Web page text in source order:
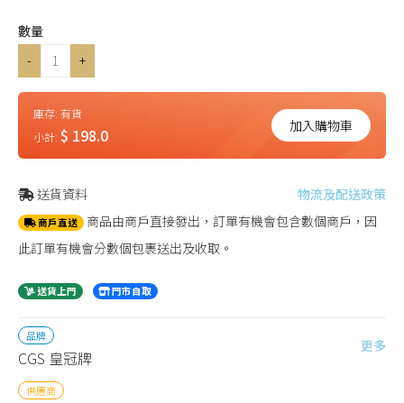
數量
-
+
庫存: 有貨
小計: $ 198.0 加入購物車
送貨資料 物流及配送政策
商戶直送 商品由商戶直接發出，訂單有機會包含數個商戶，因
此訂單有機會分數個包裹送出及收取。
送貨上門 門市自取
品牌
CGS 皇冠牌
更多
供應商